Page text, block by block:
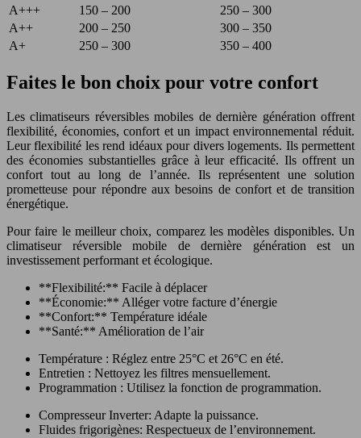
A+++
150 – 200
250 – 300
A++
200 – 250
300 – 350
A+
250 – 300 350 – 400
Faites le bon choix pour votre confort
Les climatiseurs réversibles mobiles de dernière génération offrent
flexibilité, économies, confort et un impact environnemental réduit.
Leur flexibilité les rend idéaux pour divers logements. Ils permettent
des économies substantielles grâce à leur efficacité. Ils offrent un
confort tout au long de l’année. Ils représentent une solution
prometteuse pour répondre aux besoins de confort et de transition
énergétique.
Pour faire le meilleur choix, comparez les modèles disponibles. Un
climatiseur réversible mobile de dernière génération est un
investissement performant et écologique.
**Flexibilité:** Facile à déplacer
**Économie:** Alléger votre facture d’énergie
**Confort:** Température idéale
**Santé:** Amélioration de l’air
Température : Réglez entre 25°C et 26°C en été.
Entretien : Nettoyez les filtres mensuellement.
Programmation : Utilisez la fonction de programmation.
Compresseur Inverter: Adapte la puissance.
Fluides frigorigènes: Respectueux de l’environnement.